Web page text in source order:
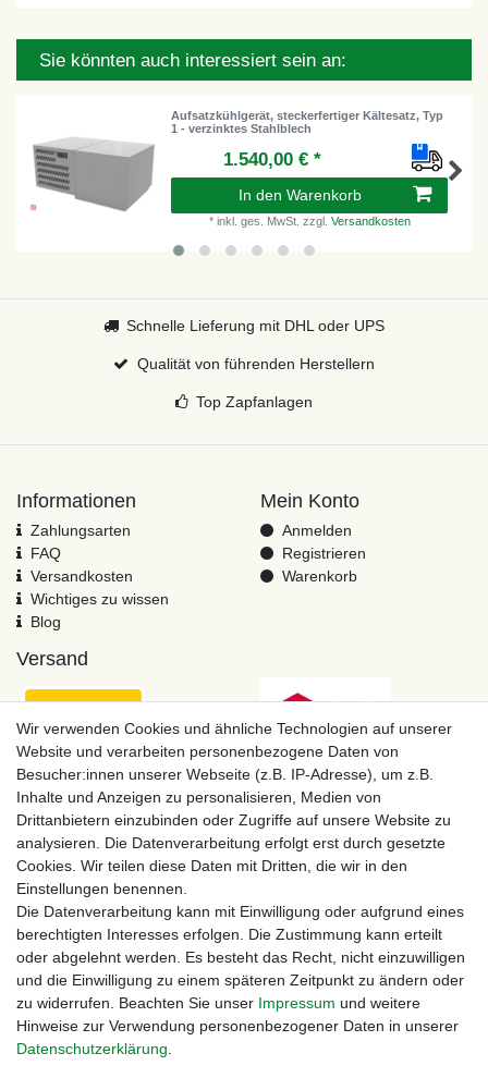
Sie könnten auch interessiert sein an:
Aufsatzkühlgerät, steckerfertiger Kältesatz, Typ
1 - verzinktes Stahlblech
1.540,00 € *
In den Warenkorb
* inkl. ges. MwSt. zzgl. Versandkosten
Schnelle Lieferung mit DHL oder UPS
Qualität von führenden Herstellern
Top Zapfanlagen
Informationen
Zahlungsarten
FAQ
Versandkosten
Wichtiges zu wissen
Blog
Mein Konto
Anmelden
Registrieren
Warenkorb
Versand
Zahlungsmöglichkeiten
Wir verwenden Cookies und ähnliche Technologien auf unserer
Website und verarbeiten personenbezogene Daten von
Besucher:innen unserer Webseite (z.B. IP-Adresse), um z.B.
Inhalte und Anzeigen zu personalisieren, Medien von
Drittanbietern einzubinden oder Zugriffe auf unsere Website zu
analysieren. Die Datenverarbeitung erfolgt erst durch gesetzte
Cookies. Wir teilen diese Daten mit Dritten, die wir in den
Einstellungen benennen.
Die Datenverarbeitung kann mit Einwilligung oder aufgrund eines
berechtigten Interesses erfolgen. Die Zustimmung kann erteilt
oder abgelehnt werden. Es besteht das Recht, nicht einzuwilligen
und die Einwilligung zu einem späteren Zeitpunkt zu ändern oder
zu widerrufen. Beachten Sie unser Impressum und weitere
Hinweise zur Verwendung personenbezogener Daten in unserer
Daten­schutz­erklärung